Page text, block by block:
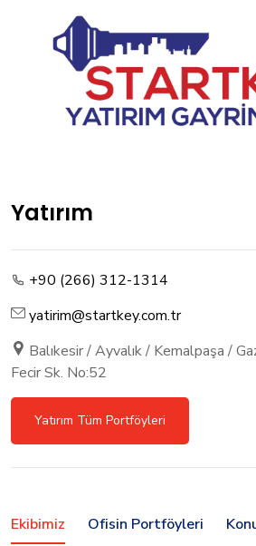
Yatırım
+90 (266) 312-1314
yatirim@startkey.com.tr
Balıkesir / Ayvalık / Kemalpaşa /
Fecir Sk. No:52
Yatırım Tüm Portföyleri
Ekibimiz Ofisin Portföyleri